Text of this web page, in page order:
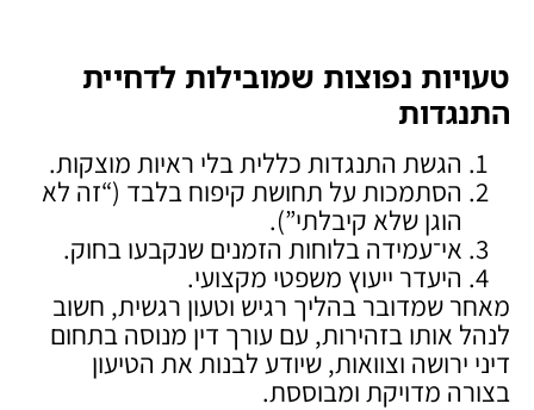
טעויות נפוצות שמובילות לדחיית
התנגדות
הגשת התנגדות כללית בלי ראיות מוצקות.
הסתמכות על תחושת קיפוח בלבד (“זה לא
הוגן שלא קיבלתי”).
אי־עמידה בלוחות הזמנים שנקבעו בחוק.
היעדר ייעוץ משפטי מקצועי.
מאחר שמדובר בהליך רגיש וטעון רגשית, חשוב
לנהל אותו בזהירות, עם עורך דין מנוסה בתחום
דיני ירושה וצוואות, שיודע לבנות את הטיעון
בצורה מדויקת ומבוססת.